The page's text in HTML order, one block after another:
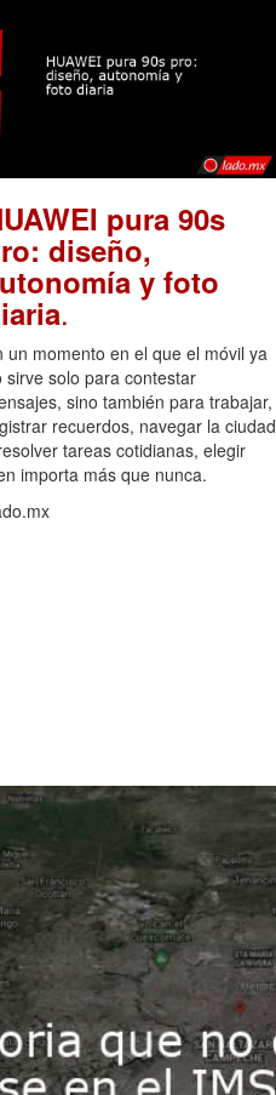
pura 90s
diseño,
y foto
.
un momento en el que el móvil ya
sirve solo para contestar
sino también para trabajar,
recuerdos, navegar la ciudad
tareas cotidianas, elegir
importa más que nunca.